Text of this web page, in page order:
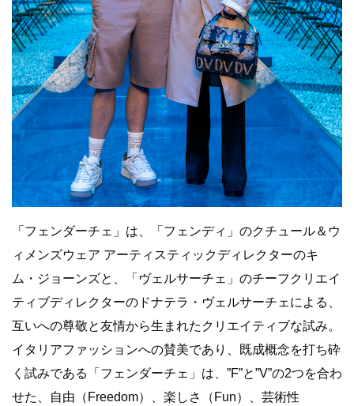
「フェンダーチェ」は、「フェンディ」のクチュール＆ウ
ィメンズウェア アーティスティックディレクターのキ
ム・ジョーンズと、「ヴェルサーチェ」のチーフクリエイ
ティブディレクターのドナテラ・ヴェルサーチェによる、
互いへの尊敬と友情から生まれたクリエイティブな試み。
イタリアファッションへの賛美であり、既成概念を打ち砕
く試みである「フェンダーチェ」は、”F”と”V”の2つを合わ
せた、自由（Freedom）、楽しさ（Fun）、芸術性